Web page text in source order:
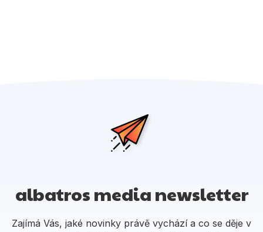
albatros media newsletter
Zajímá Vás, jaké novinky právě vychází a co se děje v